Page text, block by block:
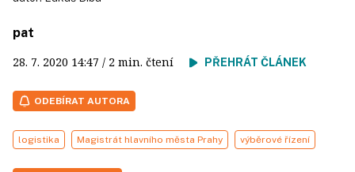
pat
28. 7. 2020 14:47 / 2 min. čtení PŘEHRÁT ČLÁNEK
ODEBÍRAT AUTORA
logistika Magistrát hlavního města Prahy výběrové řízení